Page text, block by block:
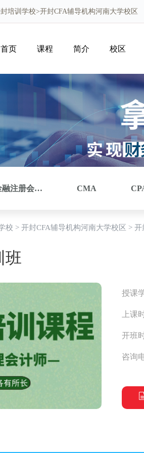
培训学校>开封CFA辅导机构河南大学校区
首页 课程 简介 校区
CFA金融注册会计师 CMA
校 > 开封CFA辅导机构河南大学校区 > 开
班
授课
上课
开班
咨询